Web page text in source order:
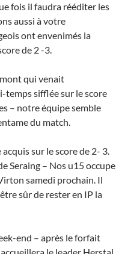
fois il faudra rééditer les
aussi à votre
ont envenimés la
de 2 -3.
qui venait
temps sifflée sur le score
– notre équipe semble
du match.
sur le score de 2- 3.
Seraing – Nos u15 occupe
samedi prochain. Il
sûr de rester en IP la
end – après le forfait